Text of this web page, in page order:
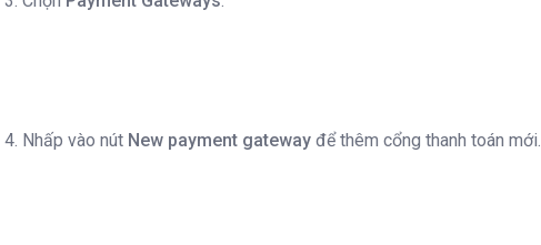
Nhấp vào nút New payment gateway để thêm cổng thanh toán mới.